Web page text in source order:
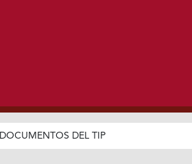
DOCUMENTOS DEL TIP